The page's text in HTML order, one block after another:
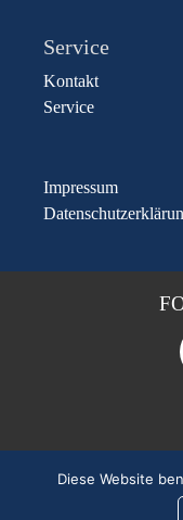
Rufen
Service
Kontakt
Service
Impressum
Diese Website